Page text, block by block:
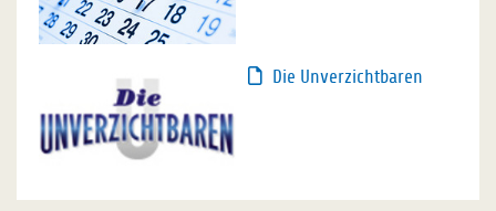
Die Unverzichtbaren